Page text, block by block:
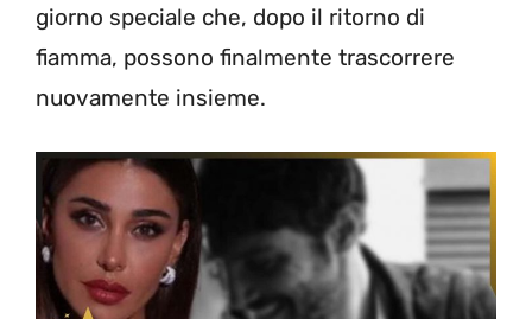
giorno speciale che, dopo il ritorno di
fiamma, possono finalmente trascorrere
nuovamente insieme.